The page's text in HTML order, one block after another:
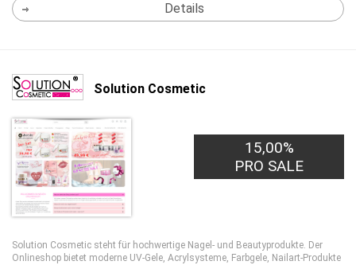
Details
Solution Cosmetic
15,00%
PRO SALE
Solution Cosmetic steht für hochwertige Nagel- und Beautyprodukte. Der
Onlineshop bietet moderne UV-Gele, Acrylsysteme, Farbgele, Nailart-Produkte